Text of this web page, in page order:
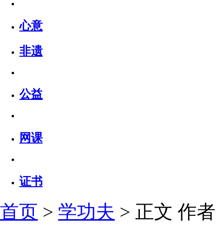
心意
非遗
公益
网课
证书
首页 > 学功夫 > 正文 作